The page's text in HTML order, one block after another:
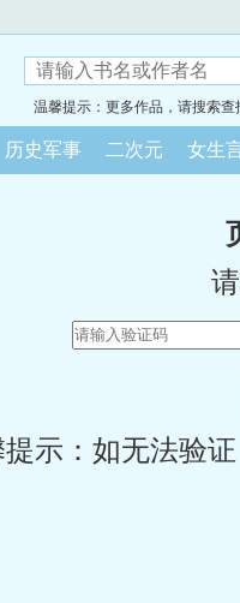
温馨提示：更多作品，请搜索查
历史军事 二次元 女生
示：如无法验证